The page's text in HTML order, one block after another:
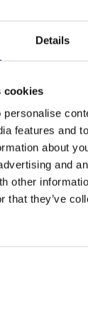
Details
cookies
features and
about
and
other
that they’ve
mit
und
Küche zu